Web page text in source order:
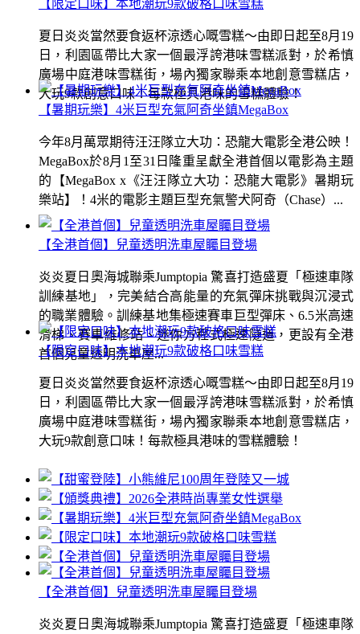
【限定口味】本地潮玩9款破格口味雪糕
夏日炎炎當然要食返杯涼透心嘅雪糕～由即日起至8月19
日，利園區帶比大家一個最浮誇港味雪糕派對，於希慎
廣場中庭港味雪糕街，場內獨家聯乘本地創意雪糕店，
大玩9款創意口味！每款極具港味的雪糕體驗！
【全港首個】兒童透明洗車屋矚目登場
炎炎夏日奧海城聯乘Jumptopia 驚喜打造盛夏「極速車隊
訓練基地」，完美結合高能量的充氣彈床挑戰與沉浸式
的職業體驗。訓練基地集極速賽車巨型彈床、6.5米高速
滑梯、賽車維修站、迷你方程式極速隧道，更設有全港
首個兒童透明洗車屋...
【暑期玩樂】4米巨型充氣阿奇坐鎮MegaBox
今年8月萬眾期待汪汪隊立大功：恐龍大電影全港公映！
MegaBox於8月1至31日隆重呈獻全港首個以電影為主題
的【MegaBox x《汪汪隊立大功：恐龍大電影》暑期玩
樂站】！4米的電影主題巨型充氣警犬阿奇（Chase）...
【限定口味】本地潮玩9款破格口味雪糕
夏日炎炎當然要食返杯涼透心嘅雪糕～由即日起至8月19
日，利園區帶比大家一個最浮誇港味雪糕派對，於希慎
廣場中庭港味雪糕街，場內獨家聯乘本地創意雪糕店，
大玩9款創意口味！每款極具港味的雪糕體驗！
【全港首個】兒童透明洗車屋矚目登場
炎炎夏日奧海城聯乘Jumptopia 驚喜打造盛夏「極速車隊